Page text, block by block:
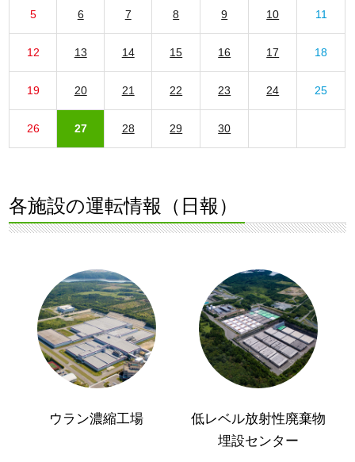
5 6 7 8 9 10 11
12 13 14 15 16 17 18
19 20 21 22 23 24 25
26 27 28 29 30
各施設の運転情報（日報）
ウラン濃縮工場
低レベル放射性廃棄物
埋設センター